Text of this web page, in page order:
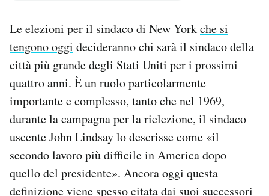
CALENDARIO
AREA PERSONALE
Area Personale
Newsletter
Hai bisogno di aiuto?
Esci
Le elezioni per il sindaco di New Yorkche si
tengono oggi decideranno chi sarà il sindaco della
città più grande degli Stati Uniti per i prossimi
quattro anni. È un ruolo particolarmente
importante e complesso, tanto che nel 1969,
durante la campagna per la rielezione, il sindaco
uscente John Lindsay lo descrisse come «il
secondo lavoro più difficile in America dopo
quello del presidente». Ancora oggi questa
definizione viene spesso citata dai suoi successori